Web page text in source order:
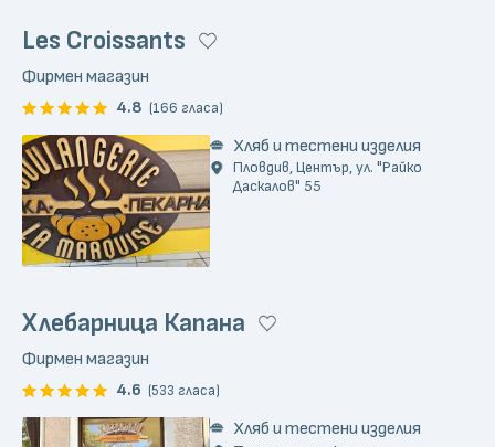
Les Croissants
Фирмен магазин
4.8 (166 гласа)
Хляб и тестени изделия
Пловдив, Център, ул. "Райко
Даскалов" 55
Хлебарница Капана
Фирмен магазин
4.6 (533 гласа)
Хляб и тестени изделия